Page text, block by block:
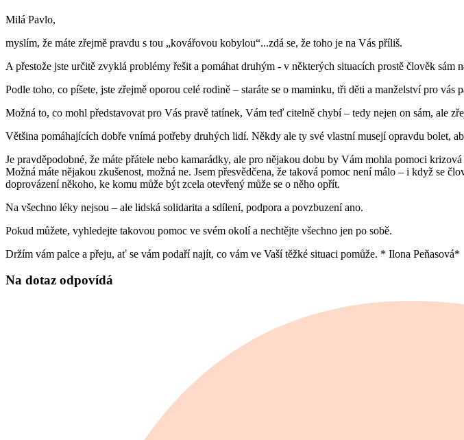
Milá Pavlo,
myslím, že máte zřejmě pravdu s tou „kovářovou kobylou“...zdá se, že toho je na Vás příliš.
A přestože jste určitě zvyklá problémy řešit a pomáhat druhým - v některých situacích prostě člověk sám
Podle toho, co píšete, jste zřejmě oporou celé rodině – staráte se o maminku, tři děti a manželství pro vás
Možná to, co mohl představovat pro Vás pravě tatínek, Vám teď citelně chybí – tedy nejen on sám, ale
Většina pomáhajících dobře vnímá potřeby druhých lidí. Někdy ale ty své vlastní musejí opravdu bolet,
Je pravděpodobné, že máte přátele nebo kamarádky, ale pro nějakou dobu by Vám mohla pomoci
Možná máte nějakou zkušenost, možná ne. Jsem přesvědčena, že taková pomoc není málo – i když se
doprovázení někoho, ke komu může být zcela otevřený může se o něho opřít.
Na všechno léky nejsou – ale lidská solidarita a sdílení, podpora a povzbuzení ano.
Pokud můžete, vyhledejte takovou pomoc ve svém okolí a nechtějte všechno jen po sobě.
Držím vám palce a přeju, ať se vám podaří najít, co vám ve Vaší těžké situaci pomůže. * Ilona Peňasová*
Na dotaz odpovídá